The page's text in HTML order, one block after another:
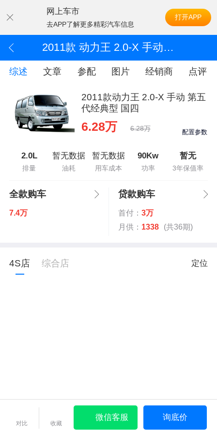
网上车市
去APP了解更多精彩汽车信息
打开APP
2011款 动力王 2.0-X 手动 第五代经典型 国四
综述 文章 参配 图片 经销商 点评
2011款动力王 2.0-X 手动 第五
代经典型 国四
6.28万 6.28万 配置参数
2.0L
排量
暂无数据
油耗
暂无数据
用车成本
90Kw
功率
暂无
3年保值率
全款购车
7.4万
贷款购车
首付： 3万
月供： 1338 (共36期)
4S店 综合店 定位
对比 收藏
微信客服 询底价